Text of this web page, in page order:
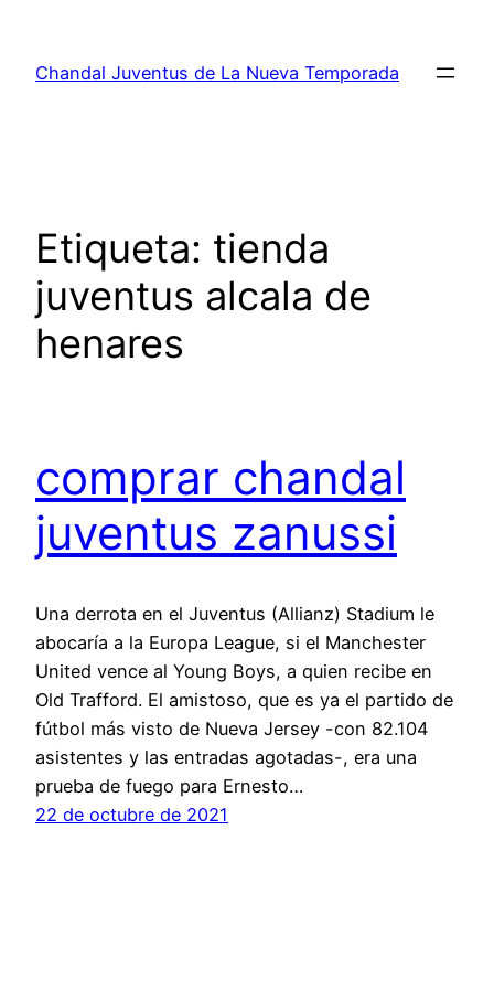
contenido
Chandal Juventus de La Nueva Temporada
Etiqueta: tienda
juventus alcala de
henares
comprar chandal
juventus zanussi
Una derrota en el Juventus (Allianz) Stadium le
abocaría a la Europa League, si el Manchester
United vence al Young Boys, a quien recibe en
Old Trafford. El amistoso, que es ya el partido de
fútbol más visto de Nueva Jersey -con 82.104
asistentes y las entradas agotadas-, era una
prueba de fuego para Ernesto…
22 de octubre de 2021